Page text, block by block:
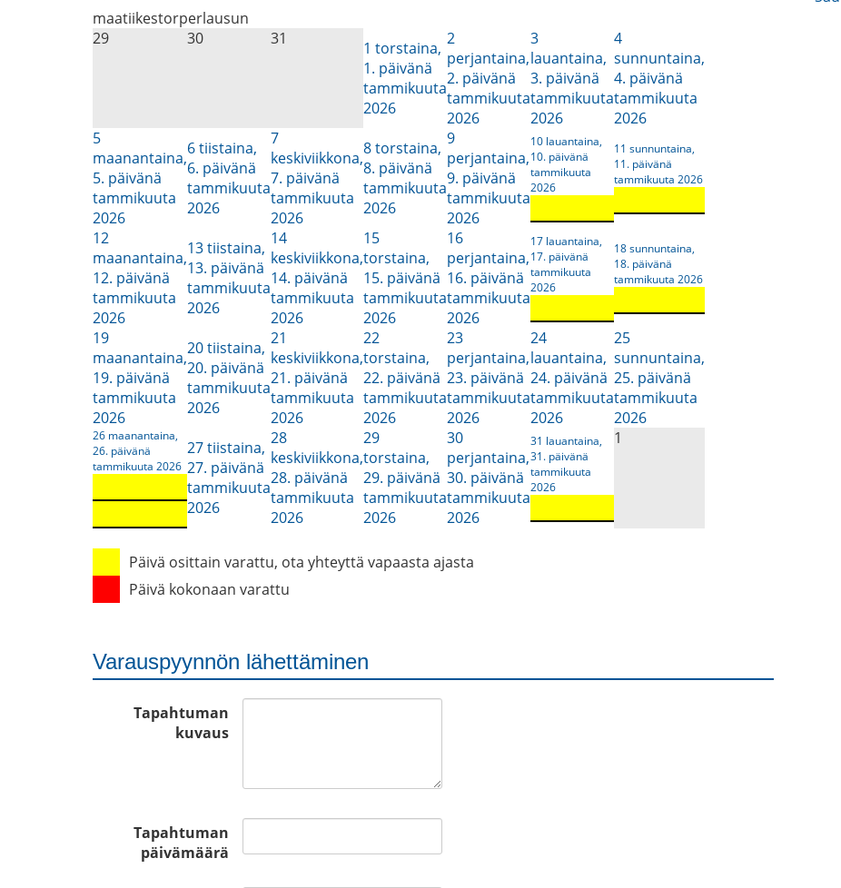
maatiikestorperlausun
29
30 31 1 torstaina,
1. päivänä
tammikuuta
2026
2
perjantaina,
2. päivänä
tammikuuta
2026
3
lauantaina,
3. päivänä
tammikuuta
2026
4
sunnuntaina,
4. päivänä
tammikuuta
2026
5
maanantaina,
5. päivänä
tammikuuta
2026
6tiistaina,
6. päivänä
tammikuuta
2026
7
keskiviikkona,
7. päivänä
tammikuuta
2026
8torstaina,
8. päivänä
tammikuuta
2026
9
perjantaina,
9. päivänä
tammikuuta
2026
10 lauantaina,
10. päivänä
tammikuuta
2026
11 sunnuntaina,
11. päivänä
tammikuuta 2026
12
maanantaina,
12. päivänä
tammikuuta
2026
13tiistaina,
13. päivänä
tammikuuta
2026
14
keskiviikkona,
14. päivänä
tammikuuta
2026
15
torstaina,
15. päivänä
tammikuuta
2026
16
perjantaina,
16. päivänä
tammikuuta
2026
17 lauantaina,
17. päivänä
tammikuuta
2026
18sunnuntaina,
18. päivänä
tammikuuta 2026
19
maanantaina,
19. päivänä
tammikuuta
2026
20tiistaina,
20. päivänä
tammikuuta
2026
21
keskiviikkona,
21. päivänä
tammikuuta
2026
22
torstaina,
22. päivänä
tammikuuta
2026
23
perjantaina,
23. päivänä
tammikuuta
2026
24
lauantaina,
24. päivänä
tammikuuta
2026
25
sunnuntaina,
25. päivänä
tammikuuta
2026
26 maanantaina,
26. päivänä
tammikuuta 2026
27tiistaina,
27. päivänä
tammikuuta
2026
28
keskiviikkona,
28. päivänä
tammikuuta
2026
29
torstaina,
29. päivänä
tammikuuta
2026
30
perjantaina,
30. päivänä
tammikuuta
2026
31 lauantaina,
31. päivänä
tammikuuta
2026
1
Päivä osittain varattu, ota yhteyttä vapaasta ajasta
Päivä kokonaan varattu
Varauspyynnön lähettäminen
Tapahtuman
kuvaus
Tapahtuman
päivämäärä